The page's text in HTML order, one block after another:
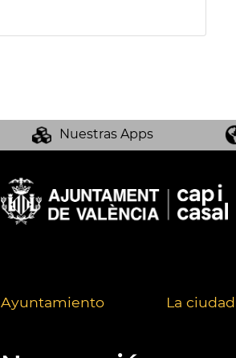
Nuestras Apps
Ayuntamiento La ciudad